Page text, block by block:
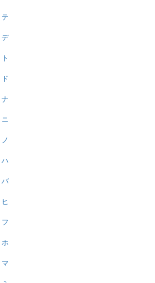
テ
デ
ト
ド
ナ
ニ
ノ
ハ
バ
ヒ
フ
ホ
マ